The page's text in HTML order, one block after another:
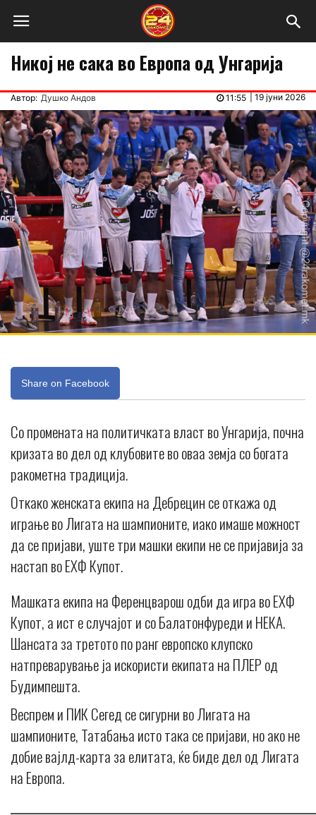
Никој не сака во Европа од Унгарија
Автор: Душко Андов 19 јуни 2026
11:55
Share on Facebook
Со промената на политичката власт во Унгарија, почна
кризата во дел од клубовите во оваа земја со богата
ракометна традиција.
Откако женската екипа на Дебрецин се откажа од
играње во Лигата на шампионите, иако имаше можност
да се пријави, уште три машки екипи не се пријавија за
настап во ЕХФ Купот.
Машката екипа на Ференцварош одби да игра во ЕХФ
Купот, а ист е случајот и со Балатонфуреди и НЕКА.
Шансата за третото по ранг европско клупско
натпреварување ја искористи екипата на ПЛЕР од
Будимпешта.
Веспрем и ПИК Сегед се сигурни во Лигата на
шампионите, Татабања исто така се пријави, но ако не
добие вајлд-карта за елитата, ќе биде дел од Лигата
на Европа.